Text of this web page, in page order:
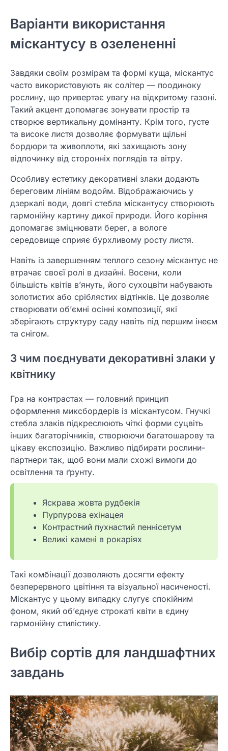
Варіанти використання
міскантусу в озелененні
Завдяки своїм розмірам та формі куща, міскантус
часто використовують як солітер — поодиноку
рослину, що привертає увагу на відкритому газоні.
Такий акцент допомагає зонувати простір та
створює вертикальну домінанту. Крім того, густе
та високе листя дозволяє формувати щільні
бордюри та живоплоти, які захищають зону
відпочинку від сторонніх поглядів та вітру.
Особливу естетику декоративні злаки додають
береговим лініям водойм. Відображаючись у
дзеркалі води, довгі стебла міскантусу створюють
гармонійну картину дикої природи. Його коріння
допомагає зміцнювати берег, а вологе
середовище сприяє бурхливому росту листя.
Навіть із завершенням теплого сезону міскантус не
втрачає своєї ролі в дизайні. Восени, коли
більшість квітів в’януть, його сухоцвіти набувають
золотистих або сріблястих відтінків. Це дозволяє
створювати об’ємні осінні композиції, які
зберігають структуру саду навіть під першим інеєм
та снігом.
З чим поєднувати декоративні злаки у
квітнику
Гра на контрастах — головний принцип
оформлення миксбордерів із міскантусом. Гнучкі
стебла злаків підкреслюють чіткі форми суцвіть
інших багаторічників, створюючи багатошарову та
цікаву експозицію. Важливо підбирати рослини-
партнери так, щоб вони мали схожі вимоги до
освітлення та ґрунту.
Яскрава жовта рудбекія
Пурпурова ехінацея
Контрастний пухнастий пеннісетум
Великі камені в рокаріях
Такі комбінації дозволяють досягти ефекту
безперервного цвітіння та візуальної насиченості.
Міскантус у цьому випадку слугує спокійним
фоном, який об’єднує строкаті квіти в єдину
гармонійну стилістику.
Вибір сортів для ландшафтних
завдань